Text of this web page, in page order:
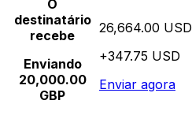
O
destinatário
recebe
Enviando
20,000.00
GBP
26,664.00 USD
+347.75 USD
Enviar agora